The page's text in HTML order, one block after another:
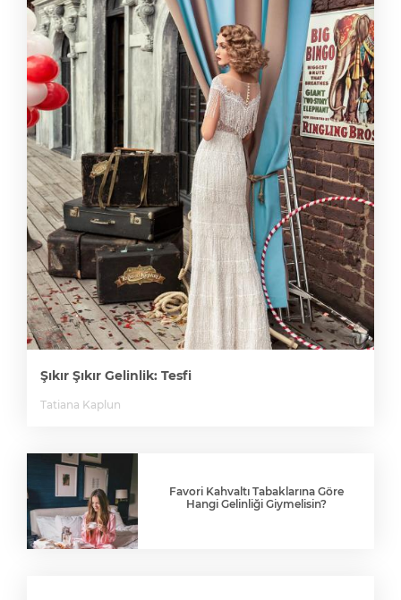
Şıkır Şıkır Gelinlik: Tesfi
Tatiana Kaplun
Favori Kahvaltı Tabaklarına Göre
Hangi Gelinliği Giymelisin?